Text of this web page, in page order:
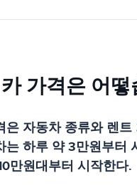
가격은 어떻
은 자동차 종류와 렌
는 하루 약 3만원부터
만원대부터 시작한다.